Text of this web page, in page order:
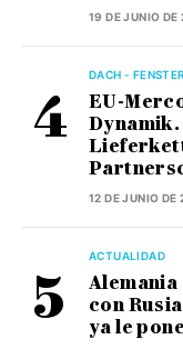
19 DE JUNIO DE
DACH - FENSTER
EU-
Dynamik.
12 DE JUNIO DE
ACTUALIDAD
con
ya le